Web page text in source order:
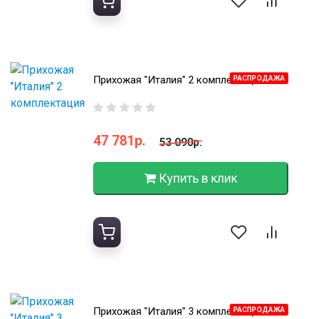
РАСПРОДАЖА
Прихожая "Италия" 2 комплектация
47 781р. 53 090р.
Купить в клик
РАСПРОДАЖА
Прихожая "Италия" 3 комплектация